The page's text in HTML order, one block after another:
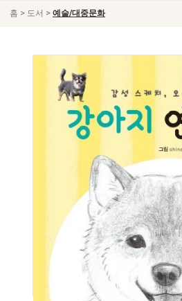
홈 > 도서 > 예술/대중문화